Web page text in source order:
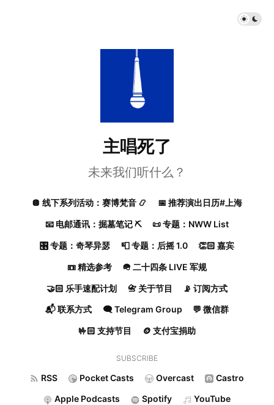
主唱死了
未来我们听什么？
🪩 线下系列活动：赛博梵音 📿 📅 推荐演出日历#上海
📧 电邮通讯：掘墓笔记 ⛏️ 📜 专题：NWW List
🎛️ 专题：奇琴异瑟 📮 专题：后摇 1.0 👏🏻 嘉宾
📼 精选参考 🪖 二十四条 LIVE 军规
🤝🏻 乐手速配计划 📇 关于节目 📡 订阅方式
📬 联系方式 🗨️ Telegram Group 💬 微信群
🤟🏻 支持节目 🪙 支付宝捐助
SUBSCRIBE
RSS Pocket Casts Overcast Castro
Apple Podcasts Spotify YouTube